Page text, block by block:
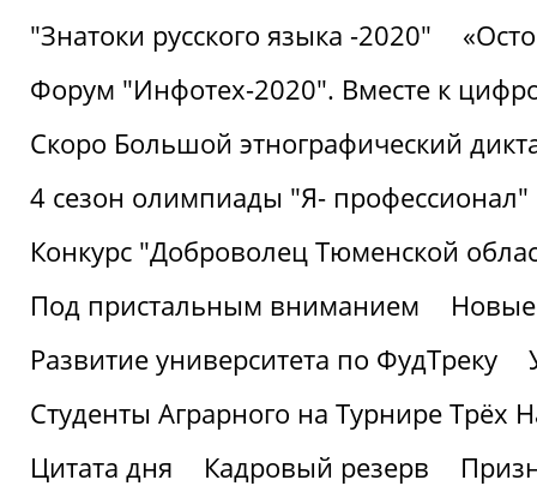
"Знатоки русского языка -2020"
Форум "Инфотех-2020". Вместе к
Скоро Большой этнографический
4 сезон олимпиады "Я- профессионал"
Конкурс "Доброволец Тюменской
Под пристальным вниманием
Развитие университета по ФудТреку
Студенты Аграрного на Турнире Трёх
Цитата дня
Кадровый резерв